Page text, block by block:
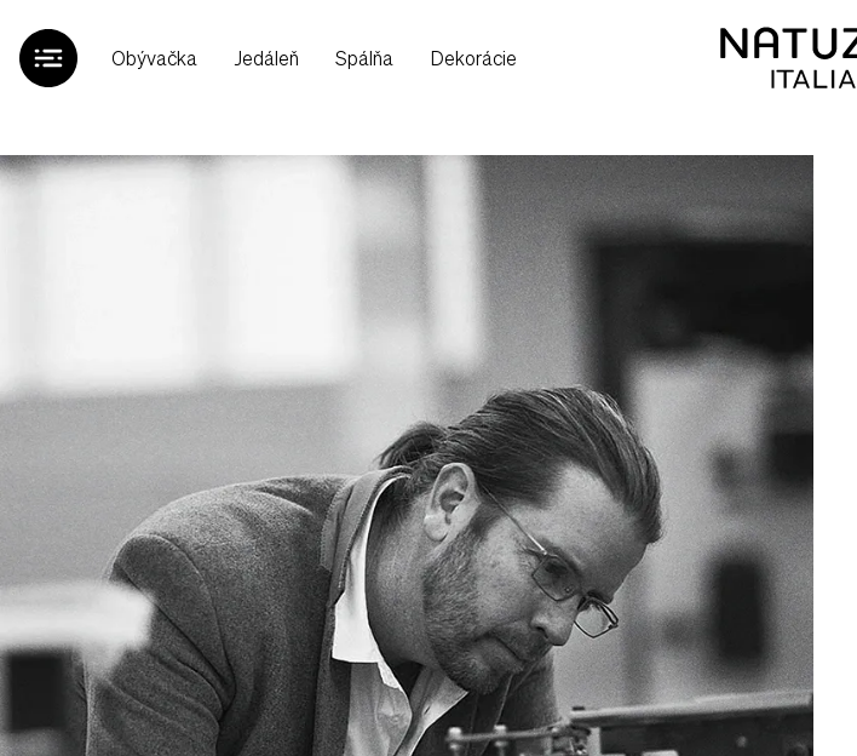
Obývačka Jedáleň Spálňa Dekorácie